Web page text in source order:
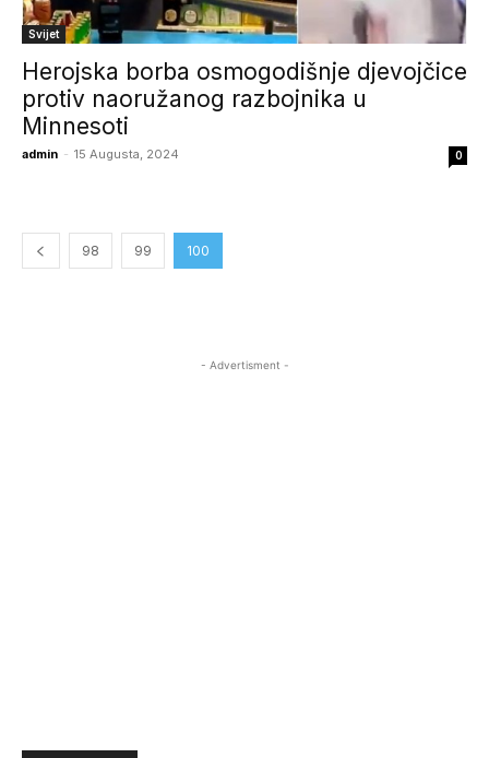
Svijet
Herojska borba osmogodišnje djevojčice
protiv naoružanog razbojnika u
Minnesoti
admin - 15 Augusta, 2024 0
98 99 100
- Advertisment -